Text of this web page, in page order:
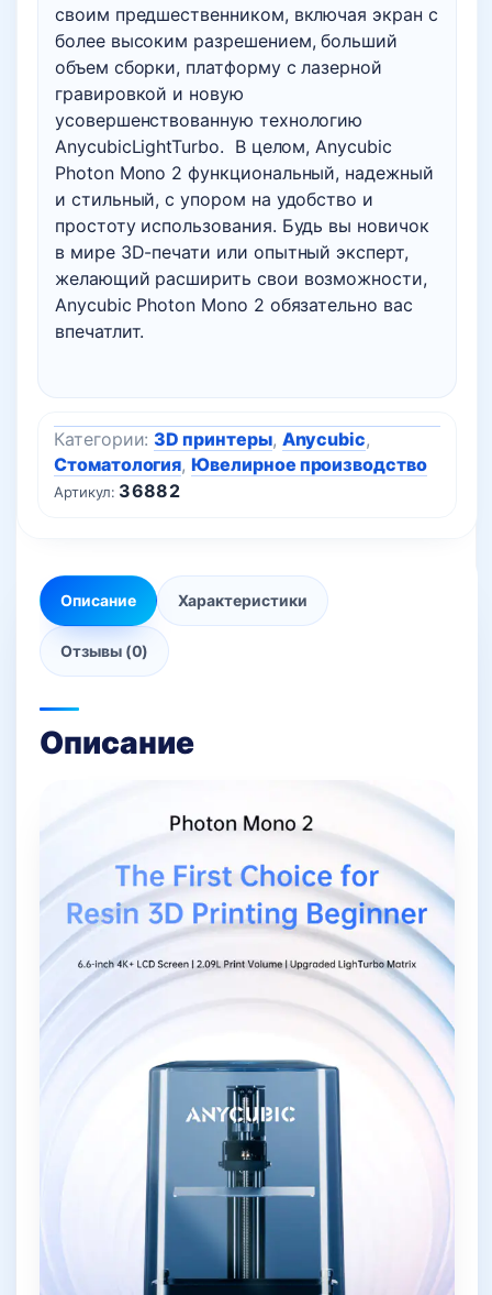
своим предшественником, включая экран с
более высоким разрешением, больший
объем сборки, платформу с лазерной
гравировкой и новую
усовершенствованную технологию
AnycubicLightTurbo. В целом, Anycubic
Photon Mono 2 функциональный, надежный
и стильный, с упором на удобство и
простоту использования. Будь вы новичок
в мире 3D-печати или опытный эксперт,
желающий расширить свои возможности,
Anycubic Photon Mono 2 обязательно вас
впечатлит.
Артикул: 36882
Категории: 3D принтеры, Anycubic,
Стоматология,Ювелирное производство
Описание Характеристики
Отзывы (0)
Описание